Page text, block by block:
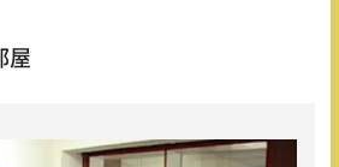
屋